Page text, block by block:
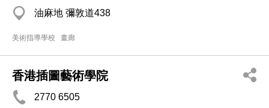
油麻地 彌敦道438
美術指導學校 畫廊
香港插圖藝術學院
2770 6505